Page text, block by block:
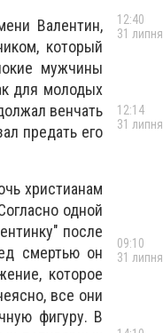
Валентин,
который
мужчины
для молодых
венчать
предать его
христианам
одной
после
смертью он
которое
все они
фигуру. В
12:40
31 липня
12:14
31 липня
09:10
31 липня